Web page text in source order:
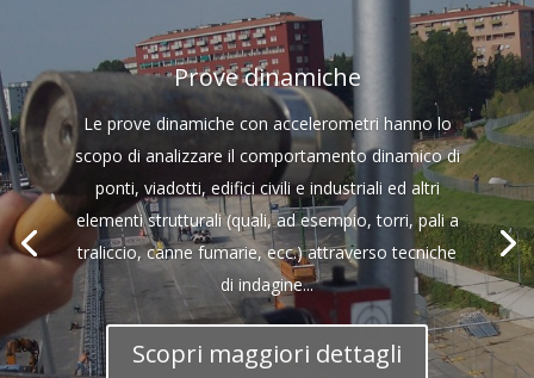
Prove dinamiche
Le prove dinamiche con accelerometri hanno lo
scopo di analizzare il comportamento dinamico di
ponti, viadotti, edifici civili e industriali ed altri
elementi strutturali (quali, ad esempio, torri, pali a
traliccio, canne fumarie, ecc.) attraverso tecniche
di indagine...
Scopri maggiori dettagli